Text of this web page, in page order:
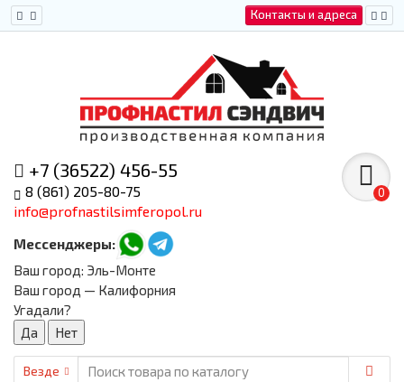
Контакты и адреса
+7 (36522) 456-55
8 (861) 205-80-75
info@profnastilsimferopol.ru
Мессенджеры:
0
Ваш город: Эль-Монте
Ваш город — Калифорния
Угадали?
Везде